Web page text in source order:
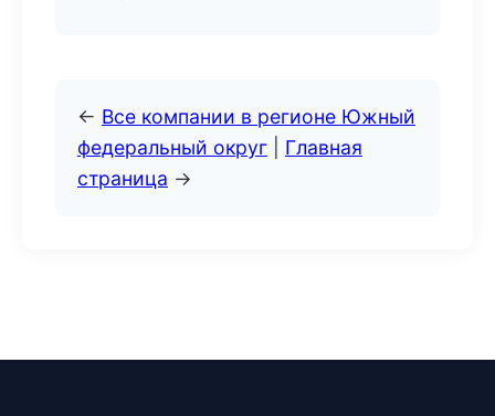
← Все компании в регионе Южный
федеральный округ
Главная
страница →